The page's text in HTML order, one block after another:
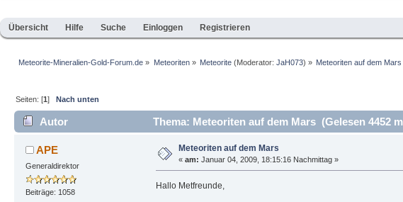
Übersicht Hilfe Suche Einloggen Registrieren
Meteorite-Mineralien-Gold-Forum.de » Meteoriten» Meteorite(Moderator: JaH073) » Meteoriten auf dem Mars
Seiten: [1]Nach unten
Autor Thema: Meteoriten auf dem Mars (Gelesen 4452
APE
Generaldirektor
Beiträge: 1058
Meteoriten auf dem Mars
« am: Januar 04, 2009, 18:15:16 Nachmittag »
Hallo Metfreunde,